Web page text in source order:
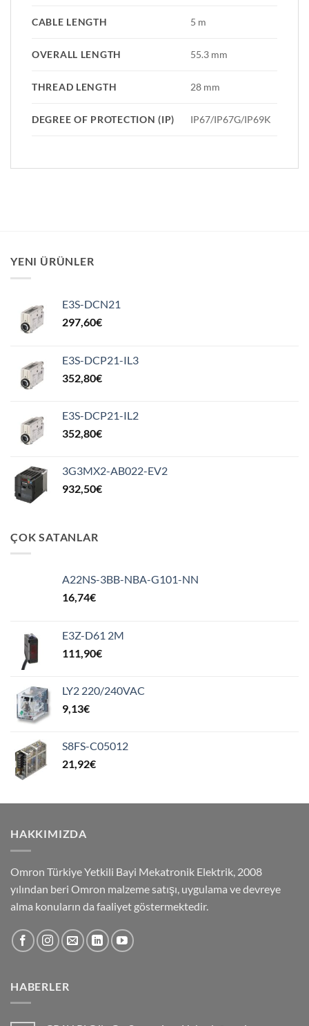
CABLE LENGTH 5 m
OVERALL LENGTH 55.3 mm
THREAD LENGTH 28 mm
DEGREE OF PROTECTION (IP) IP67/IP67G/IP69K
YENI ÜRÜNLER
E3S-DCN21
297,60€
E3S-DCP21-IL3
352,80€
E3S-DCP21-IL2
352,80€
3G3MX2-AB022-EV2
932,50€
ÇOK SATANLAR
A22NS-3BB-NBA-G101-NN
16,74€
E3Z-D61 2M
111,90€
LY2 220/240VAC
9,13€
S8FS-C05012
21,92€
HAKKIMIZDA
Omron Türkiye Yetkili Bayi Mekatronik Elektrik, 2008
yılından beri Omron malzeme satışı, uygulama ve devreye
alma konuların da faaliyet göstermektedir.
HABERLER